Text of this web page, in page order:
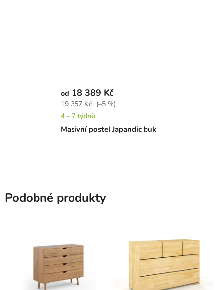
Masivní postel Japandic buk
od 18 389 Kč
19 357 Kč (–5 %)
4 - 7 týdnů
Podobné produkty